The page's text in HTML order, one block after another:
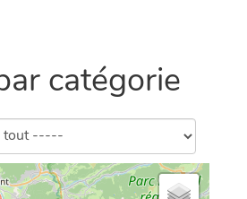
catégorie